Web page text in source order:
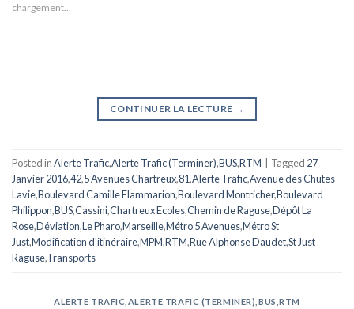
chargement…
CONTINUER LA LECTURE →
Posted inAlerte Trafic,Alerte Trafic (Terminer),BUS,RTM Tagged 27
Janvier 2016,42,5 Avenues Chartreux,81,Alerte Trafic,Avenue des Chutes
Lavie,Boulevard Camille Flammarion,Boulevard Montricher,Boulevard
Philippon,BUS,Cassini,Chartreux Ecoles,Chemin de Raguse,Dépôt La
Rose,Déviation,Le Pharo,Marseille,Métro 5 Avenues,Métro St
Just,Modification d'itinéraire,MPM,RTM,Rue Alphonse Daudet,St Just
Raguse,Transports
ALERTE TRAFIC ALERTE TRAFIC (TERMINER) BUS ,RTM